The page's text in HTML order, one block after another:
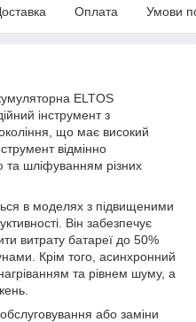
Оплата Умови
ELTOS
інструмент з
що має високий
відмінно
та шліфуванням різних
в моделях з підвищеними
Він забезпечує
витрату батареї до 50%
Крім того, асинхронний
та рівнем шуму, а
або заміни